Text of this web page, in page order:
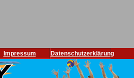
Impressum Datenschutzerklärung